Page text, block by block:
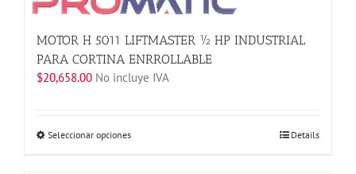
MOTOR H 5011 LIFTMASTER ½ HP INDUSTRIAL
PARA CORTINA ENRROLLABLE
$20,658.00 No incluye IVA
Seleccionar opcionesEste
Details